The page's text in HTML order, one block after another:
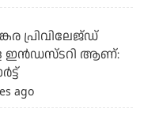
പ്രിവിലേജ്ഡ്
ഇൻഡസ്ടറി ആണ്:
ago